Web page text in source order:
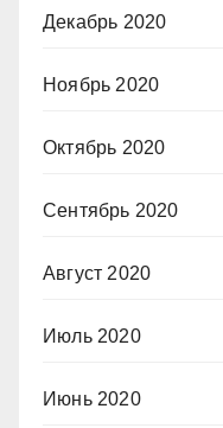
Декабрь 2020
Ноябрь 2020
Октябрь 2020
Сентябрь 2020
Август 2020
Июль 2020
Июнь 2020